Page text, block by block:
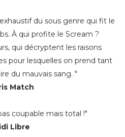
du sous genre qui fit le
À qui profite le Scream ?
qui décryptent les raisons
pour lesquelles on prend tant
du mauvais sang. "
Match
coupable mais total !"
Libre